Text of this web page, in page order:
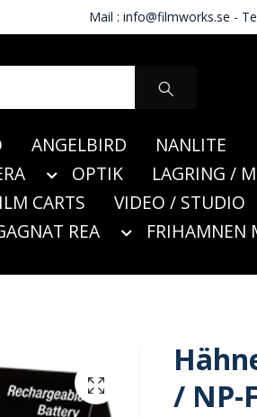
Mail : info@filmworks.se -
ANGELBIRD NANLITE
OPTIK
LAGRING /
CARTS
VIDEO / STUDIO
REA
FRIHAMNEN
/ NP-